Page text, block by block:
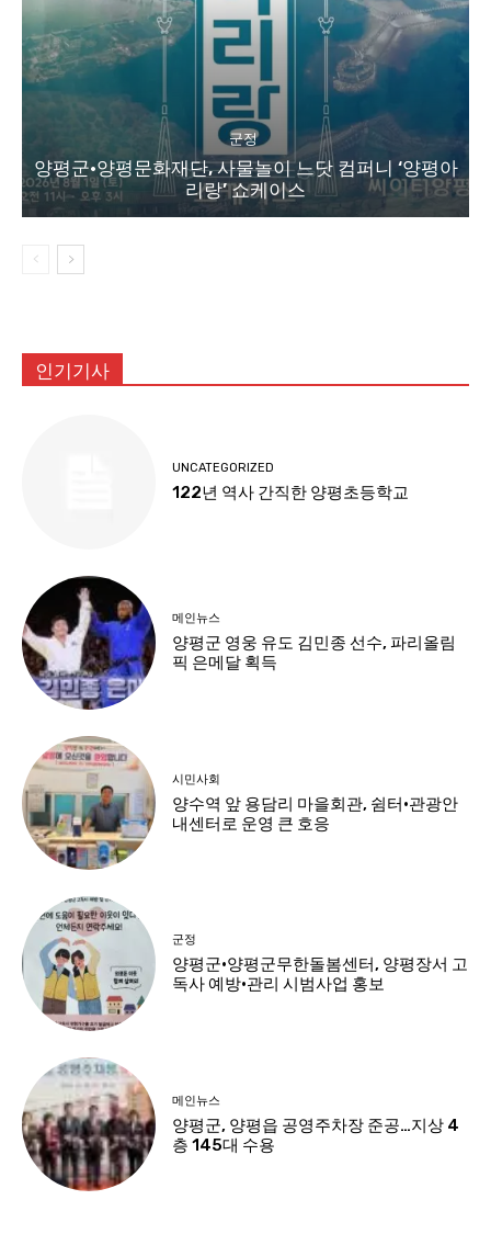
군정
양평군·양평문화재단, 사물놀이 느닷 컴퍼니 ‘양평아
리랑’ 쇼케이스
인기기사
UNCATEGORIZED
122년 역사 간직한 양평초등학교
메인뉴스
양평군 영웅 유도 김민종 선수, 파리올림
픽 은메달 획득
시민사회
양수역 앞 용담리 마을회관, 쉼터·관광안
내센터로 운영 큰 호응
군정
양평군·양평군무한돌봄센터, 양평장서 고
독사 예방·관리 시범사업 홍보
메인뉴스
양평군, 양평읍 공영주차장 준공…지상 4
층 145대 수용